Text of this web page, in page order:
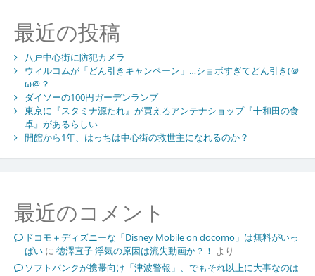
最近の投稿
八戸中心街に防犯カメラ
ウィルコムが「どん引きキャンペーン」…ショボすぎてどん引き(＠
ω＠？
ダイソーの100円ガーデンランプ
東京に『スタミナ源たれ』が買えるアンテナショップ『十和田の食
卓』があるらしい
開館から1年、はっちは中心街の救世主になれるのか？
最近のコメント
ドコモ＋ディズニーな「Disney Mobile on docomo」は無料がいっ
ぱいに 徳澤直子 浮気の原因は流失動画か？！ より
ソフトバンクが携帯向け「津波警報」、でもそれ以上に大事なのは